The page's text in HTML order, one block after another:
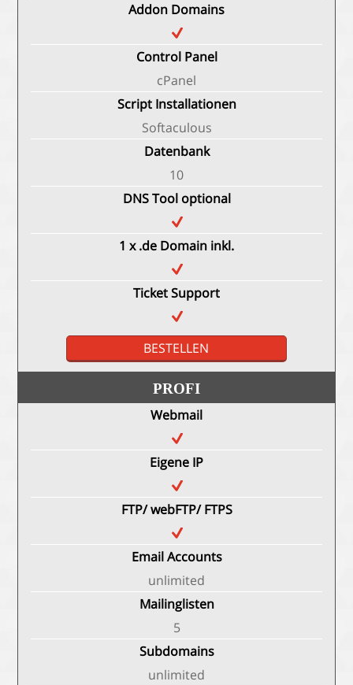
Addon Domains
Control Panel
cPanel
Script Installationen
Softaculous
Datenbank
10
DNS Tool optional
1 x .de Domain inkl.
Ticket Support
BESTELLEN
PROFI
Webmail
Eigene IP
FTP/ webFTP/ FTPS
Email Accounts
unlimited
Mailinglisten
5
Subdomains
unlimited